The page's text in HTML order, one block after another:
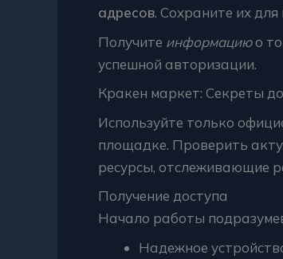
адресов. Сохраните их
Получите информациюо
успешной авторизации.
Кракен маркет: Секреты
Используйте только
площадке. Проверить
ресурсы, отслеживающие
Получение доступа
Начало работы
Надежное